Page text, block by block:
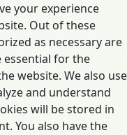
your experience
Out of these
as necessary are
essential for the
website. We also use
and understand
will be stored in
You also have the